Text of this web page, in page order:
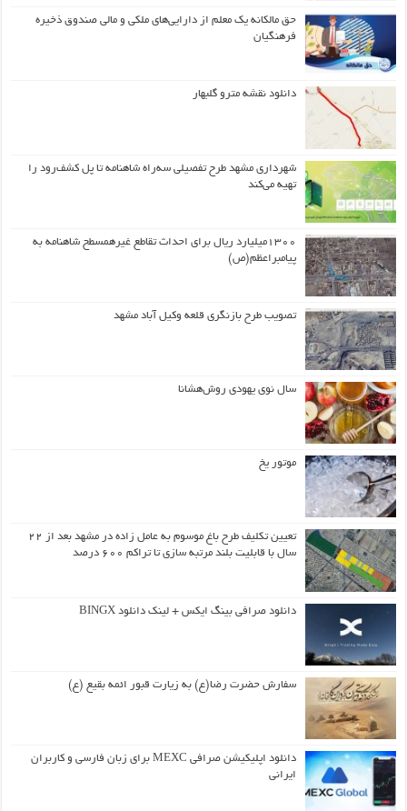
حق مالکانه یک معلم از دارایی‌های ملکی و مالی صندوق ذخیره
فرهنگیان
دانلود نقشه مترو گلبهار
شهرداری مشهد طرح تفصیلی سه‌راه شاهنامه تا پل کشف‌رود را
تهیه می‌کند
۱۳۰۰میلیارد ریال برای احداث تقاطع غیرهمسطح شاهنامه به
پیامبراعظم(ص)
تصویب طرح بازنگری قلعه وکیل آباد مشهد
سال نوی یهودی روش‌هشانا
موتور یخ
تعیین تکلیف طرح باغ موسوم به عامل زاده در مشهد بعد از ۲۲
سال با قابلیت بلند مرتبه سازی تا تراکم ۶۰۰ درصد
دانلود صرافی بینگ ایکس + لینک دانلود BINGX
سفارش حضرت رضا(ع) به زیارت قبور ائمه بقیع (ع)
دانلود اپلیکیشن صرافی MEXC برای زبان فارسی و کاربران
ایرانی